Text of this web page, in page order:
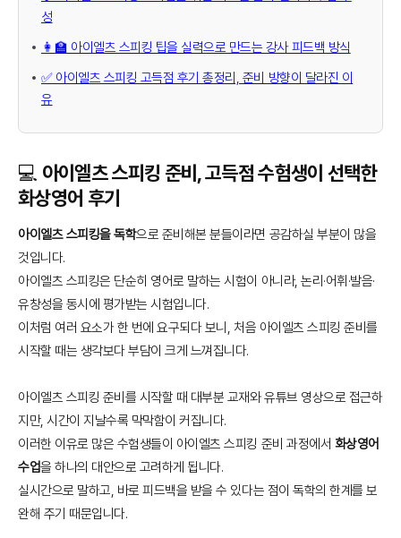
성
👩‍🏫 아이엘츠 스피킹 팁을 실력으로 만드는 강사 피드백 방식
✅ 아이엘츠 스피킹 고득점 후기 총정리, 준비 방향이 달라진 이
유
💻 아이엘츠 스피킹 준비, 고득점 수험생이 선택한
화상영어 후기
아이엘츠 스피킹을 독학으로 준비해본 분들이라면 공감하실 부분이 많을
것입니다.
아이엘츠 스피킹은 단순히 영어로 말하는 시험이 아니라, 논리·어휘·발음·
유창성을 동시에 평가받는 시험입니다.
이처럼 여러 요소가 한 번에 요구되다 보니, 처음 아이엘츠 스피킹 준비를
시작할 때는 생각보다 부담이 크게 느껴집니다.
아이엘츠 스피킹 준비를 시작할 때 대부분 교재와 유튜브 영상으로 접근하
지만, 시간이 지날수록 막막함이 커집니다.
이러한 이유로 많은 수험생들이 아이엘츠 스피킹 준비 과정에서 화상영어
수업을 하나의 대안으로 고려하게 됩니다.
실시간으로 말하고, 바로 피드백을 받을 수 있다는 점이 독학의 한계를 보
완해 주기 때문입니다.